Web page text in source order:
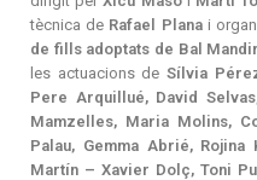
tècnica de Rafael Planai
de fills adoptats de Bal Mandir
les actuacions de Sílvia
Pere Arquillué, David
Mamzelles, Maria Molins,
Palau, Gemma Abrié,
Martín – Xavier Dolç, Toni